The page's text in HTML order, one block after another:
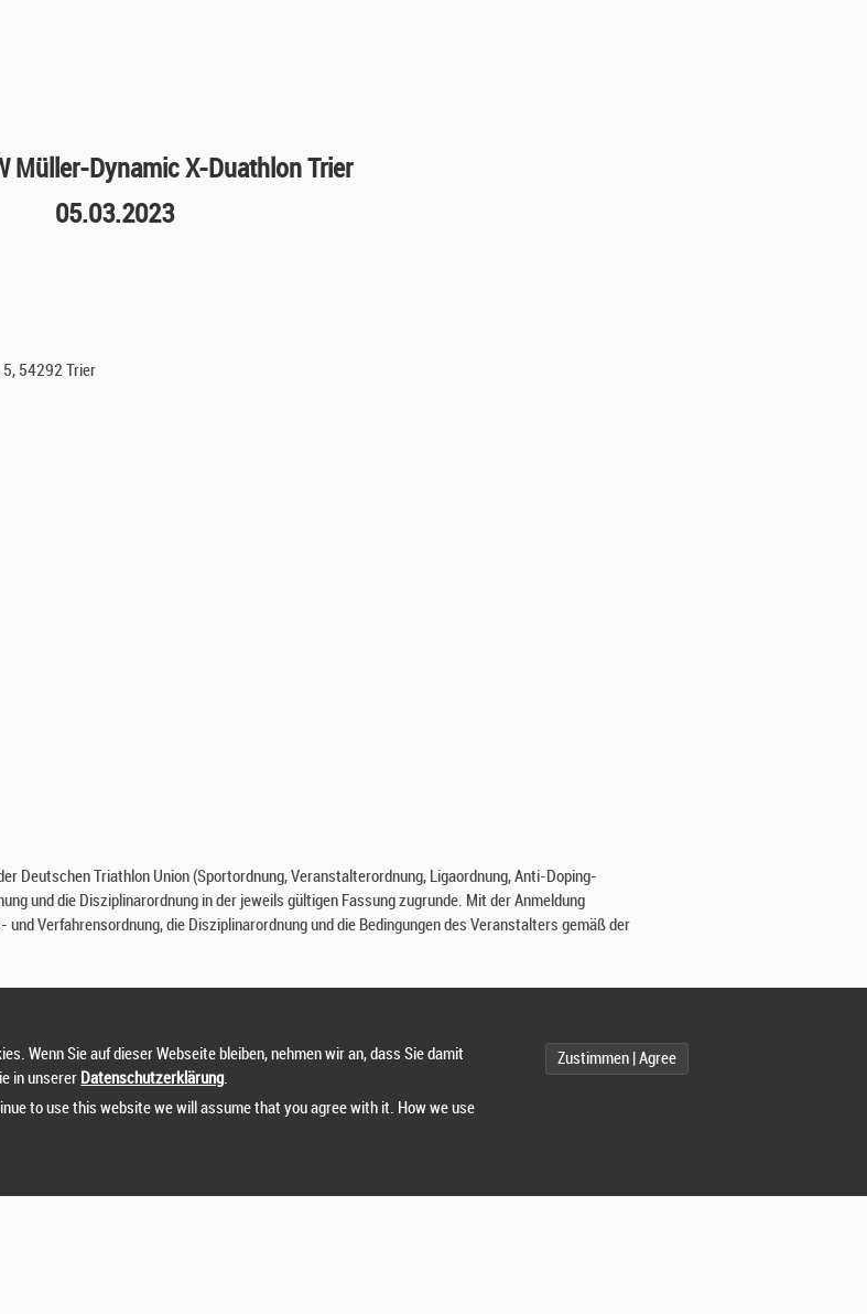
Müller-Dynamic X-Duathlon Trier
05.03.2023
5, 54292 Trier
Deutschen Triathlon Union (Sportordnung, Veranstalterordnung, Ligaordnung, Anti-Doping-
und die Disziplinarordnung in der jeweils gültigen Fassung zugrunde. Mit der Anmeldung
Verfahrensordnung, die Disziplinarordnung und die Bedingungen des Veranstalters gemäß der
von max. 29” zugelassen. Barends sind erlaubt.
die sich ordnungsgemäß angemeldet haben (Vereinszugehörigkeit, wie es auf dem Startpass
Zustimmen | Agree
Wenn Sie auf dieser Webseite bleiben, nehmen wir an, dass Sie damit
in unserer Datenschutzerklärung.
to use this website we will assume that you agree with it. How we use